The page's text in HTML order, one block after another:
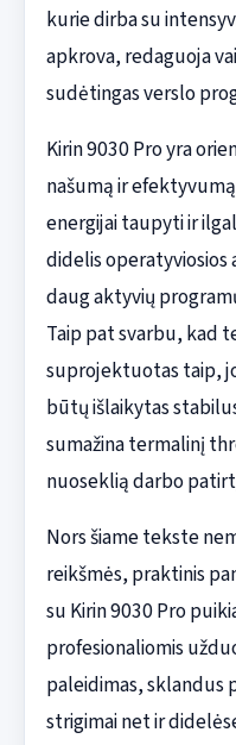
kurie dirba su
apkrova, redaguoja
sudėtingas verslo
Kirin 9030 Pro yra
našumą ir
energijai taupyti ir
didelis operatyviosios
daug aktyvių
Taip pat svarbu, kad
suprojektuotas taip,
būtų išlaikytas
sumažina termalinį
nuoseklią darbo
Nors šiame tekste
reikšmės, praktinis
su Kirin 9030 Pro
profesionaliomis
paleidimas, sklandus
strigimai net ir